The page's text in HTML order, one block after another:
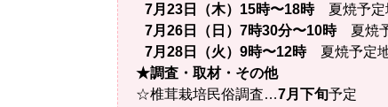
7月23日（木）15時〜18時夏焼予定
7月26日（日）7時30分〜10時夏焼予
7月28日（火）9時〜12時夏焼予定地
★調査・取材・その他
☆椎茸栽培民俗調査…7月下旬予定